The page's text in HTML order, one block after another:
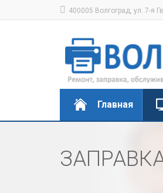
400005 Волгоград, ул. 7-я
Главная